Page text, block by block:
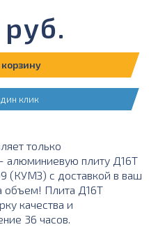
руб.
клик
только
алюминиевую плиту Д16Т
(КУМЗ) с доставкой в ваш
объем! Плита Д16Т
качества и
36 часов.